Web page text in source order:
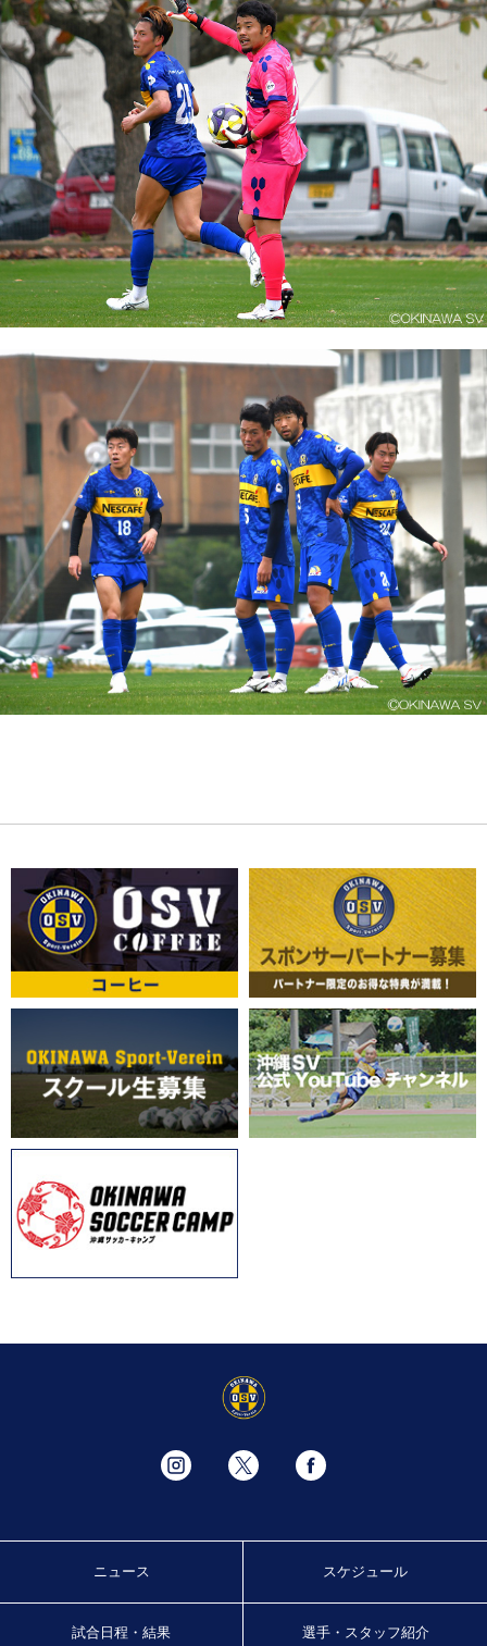
ニュース スケジュール
試合日程・結果 選手・スタッフ紹介